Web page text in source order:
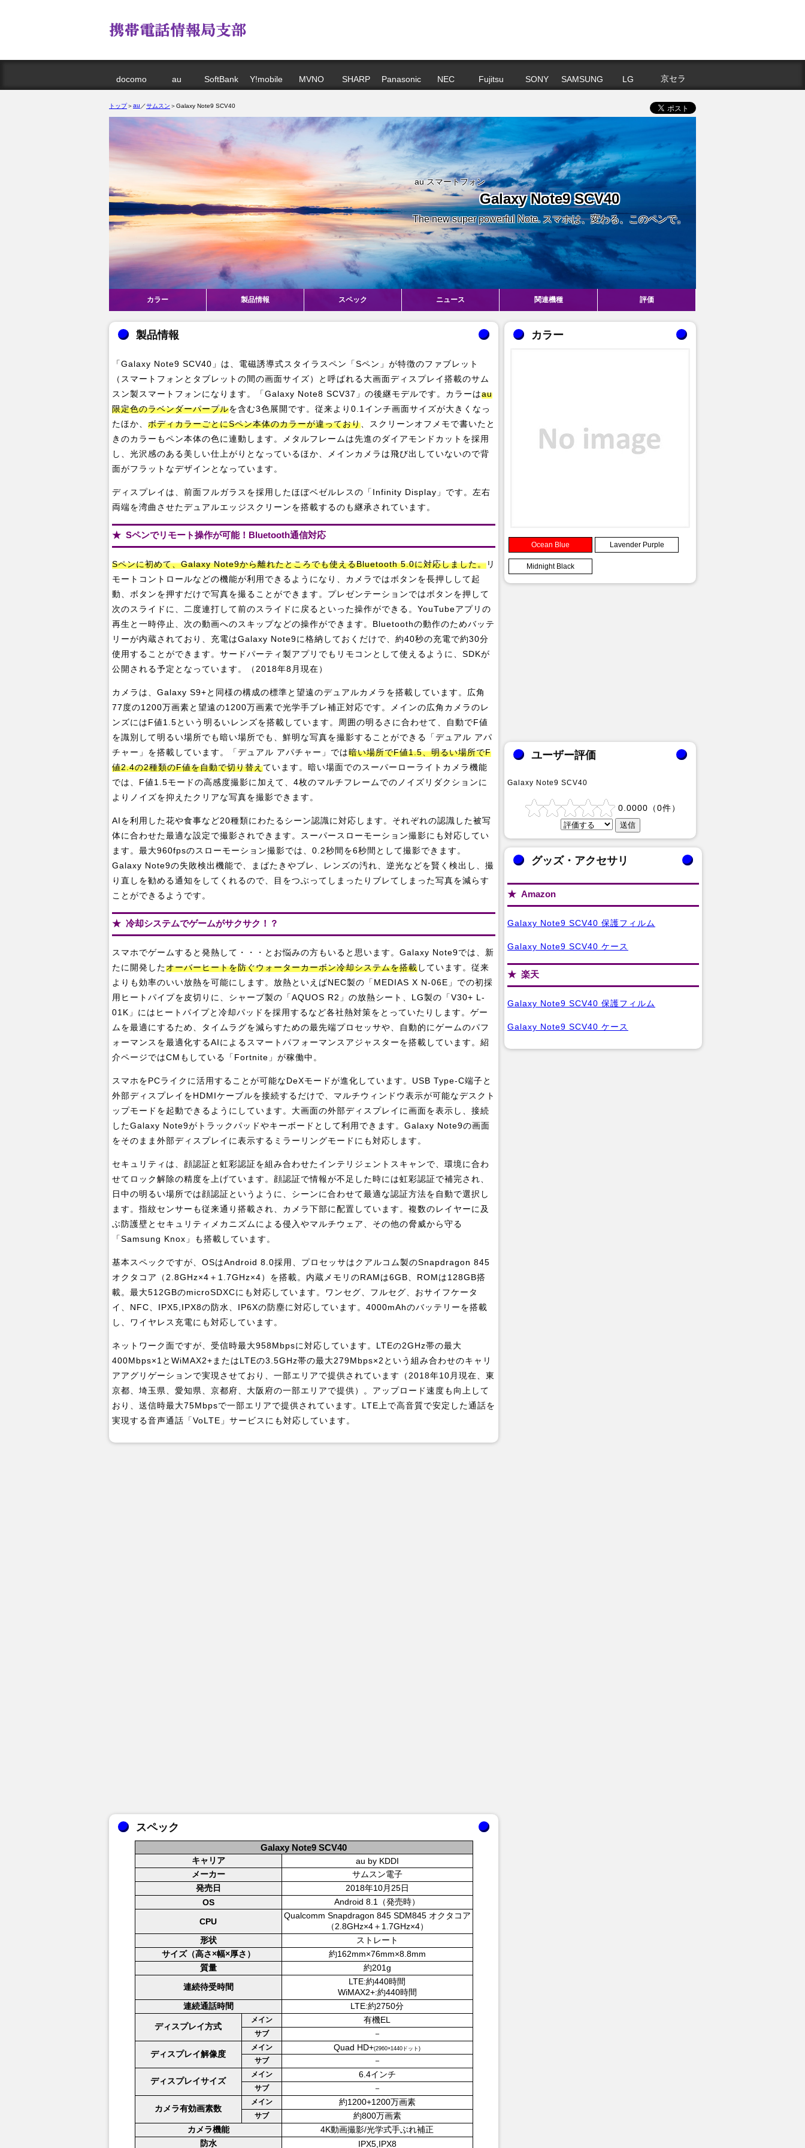
docomo au SoftBank Y!mobile MVNO SHARP Panasonic NEC Fujitsu SONY SAMSUNG LG 京セラ
トップ＞au ／サムスン ＞Galaxy Note9 SCV40
au スマートフォン
Galaxy Note9 SCV40
The new super powerful Note. スマホは、変わる、このペンで。
カラー 製品情報 スペック ニュース 関連機種 評価
カラー
Ocean Blue Lavender Purple
Midnight Black
製品情報
「Galaxy Note9 SCV40」は、電磁誘導式スタイラスペン「Sペン」が特徴のファブレット
（スマートフォンとタブレットの間の画面サイズ）と呼ばれる大画面ディスプレイ搭載のサム
スン製スマートフォンになります。「Galaxy Note8 SCV37」の後継モデルです。カラーはau
限定色のラベンダーパープルを含む3色展開です。従来より0.1インチ画面サイズが大きくなっ
たほか、 ボディカラーごとにSペン本体のカラーが違っており 、スクリーンオフメモで書いたと
きのカラーもペン本体の色に連動します。メタルフレームは先進のダイアモンドカットを採用
し、光沢感のある美しい仕上がりとなっているほか、メインカメラは飛び出していないので背
面がフラットなデザインとなっています。
ディスプレイは、前面フルガラスを採用したほぼベゼルレスの「Infinity Display」です。左右
両端を湾曲させたデュアルエッジスクリーンを搭載するのも継承されています。
Sペンでリモート操作が可能！Bluetooth通信対応
Sペンに初めて、Galaxy Note9から離れたところでも使えるBluetooth 5.0に対応しました。リ
モートコントロールなどの機能が利用できるようになり、カメラではボタンを長押しして起
動、ボタンを押すだけで写真を撮ることができます。プレゼンテーションではボタンを押して
次のスライドに、二度連打して前のスライドに戻るといった操作ができる。YouTubeアプリの
再生と一時停止、次の動画へのスキップなどの操作ができます。Bluetoothの動作のためバッテ
リーが内蔵されており、充電はGalaxy Note9に格納しておくだけで、約40秒の充電で約30分
使用することができます。サードパーティ製アプリでもリモコンとして使えるように、SDKが
公開される予定となっています。（2018年8月現在）
カメラは、Galaxy S9+と同様の構成の標準と望遠のデュアルカメラを搭載しています。広角
77度の1200万画素と望遠の1200万画素で光学手ブレ補正対応です。メインの広角カメラのレ
ンズにはF値1.5という明るいレンズを搭載しています。周囲の明るさに合わせて、自動でF値
を識別して明るい場所でも暗い場所でも、鮮明な写真を撮影することができる「デュアル アパ
チャー」を搭載しています。「デュアル アパチャー」では暗い場所でF値1.5、明るい場所でF
値2.4の2種類のF値を自動で切り替えています。暗い場面でのスーパーローライトカメラ機能
では、F値1.5モードの高感度撮影に加えて、4枚のマルチフレームでのノイズリダクションに
よりノイズを抑えたクリアな写真を撮影できます。
AIを利用した花や食事など20種類にわたるシーン認識に対応します。それぞれの認識した被写
体に合わせた最適な設定で撮影されできます。スーパースローモーション撮影にも対応してい
ます。最大960fpsのスローモーション撮影では、0.2秒間を6秒間として撮影できます。
Galaxy Note9の失敗検出機能で、まばたきやブレ、レンズの汚れ、逆光などを賢く検出し、撮
り直しを勧める通知をしてくれるので、目をつぶってしまったりブレてしまった写真を減らす
ことができるようです。
冷却システムでゲームがサクサク！？
スマホでゲームすると発熱して・・・とお悩みの方もいると思います。Galaxy Note9では、新
たに開発したオーバーヒートを防ぐウォーターカーボン冷却システムを搭載しています。従来
よりも効率のいい放熱を可能にします。放熱といえばNEC製の「MEDIAS X N-06E」での初採
用ヒートパイプを皮切りに、シャープ製の「AQUOS R2」の放熱シート、LG製の「V30+ L-
01K」にはヒートパイプと冷却パッドを採用するなど各社熱対策をとっていたりします。ゲー
ムを最適にするため、タイムラグを減らすための最先端プロセッサや、自動的にゲームのパフ
ォーマンスを最適化するAIによるスマートパフォーマンスアジャスターを搭載しています。紹
介ページではCMもしている「Fortnite」が稼働中。
スマホをPCライクに活用することが可能なDeXモードが進化しています。USB Type-C端子と
外部ディスプレイをHDMIケーブルを接続するだけで、マルチウィンドウ表示が可能なデスクト
ップモードを起動できるようにしています。大画面の外部ディスプレイに画面を表示し、接続
したGalaxy Note9がトラックパッドやキーボードとして利用できます。Galaxy Note9の画面
をそのまま外部ディスプレイに表示するミラーリングモードにも対応します。
セキュリティは、顔認証と虹彩認証を組み合わせたインテリジェントスキャンで、環境に合わ
せてロック解除の精度を上げています。顔認証で情報が不足した時には虹彩認証で補完され、
日中の明るい場所では顔認証というように、シーンに合わせて最適な認証方法を自動で選択し
ます。指紋センサーも従来通り搭載され、カメラ下部に配置しています。複数のレイヤーに及
ぶ防護壁とセキュリティメカニズムによる侵入やマルチウェア、その他の脅威から守る
「Samsung Knox」も搭載しています。
基本スペックですが、OSはAndroid 8.0採用、プロセッサはクアルコム製のSnapdragon 845
オクタコア（2.8GHz×4＋1.7GHz×4）を搭載。内蔵メモリのRAMは6GB、ROMは128GB搭
載。最大512GBのmicroSDXCにも対応しています。ワンセグ、フルセグ、おサイフケータ
イ、NFC、IPX5,IPX8の防水、IP6Xの防塵に対応しています。4000mAhのバッテリーを搭載
し、ワイヤレス充電にも対応しています。
ネットワーク面ですが、受信時最大958Mbpsに対応しています。LTEの2GHz帯の最大
400Mbps×1とWiMAX2+またはLTEの3.5GHz帯の最大279Mbps×2という組み合わせのキャリ
アアグリゲーションで実現させており、一部エリアで提供されています（2018年10月現在、東
京都、埼玉県、愛知県、京都府、大阪府の一部エリアで提供）。アップロード速度も向上して
おり、送信時最大75Mbpsで一部エリアで提供されています。LTE上で高音質で安定した通話を
実現する音声通話「VoLTE」サービスにも対応しています。
スペック
Galaxy Note9 SCV40
キャリア
au by KDDI
メーカー
サムスン電子
発売日
2018年10月25日
OS
Android 8.1（発売時）
CPU
Qualcomm Snapdragon 845 SDM845 オクタコア
（2.8GHz×4＋1.7GHz×4）
形状
ストレート
サイズ（高さ×幅×厚さ）
約162mm×76mm×8.8mm
質量
約201g
連続待受時間
LTE:約440時間
WiMAX2+:約440時間
連続通話時間
LTE:約2750分
ディスプレイ方式
メイン 有機EL
サブ －
ディスプレイ解像度
メイン Quad HD+(2960×1440ドット)
サブ －
ディスプレイサイズ
メイン 6.4インチ
サブ －
カメラ有効画素数
メイン 約1200+1200万画素
サブ
約800万画素
カメラ機能
4K動画撮影/光学式手ぶれ補正
防水
IPX5,IPX8
ユーザー評価
Galaxy Note9 SCV40
0.0000 （0件）
グッズ・アクセサリ
Amazon
Galaxy Note9 SCV40 保護フィルム
Galaxy Note9 SCV40 ケース
楽天
Galaxy Note9 SCV40 保護フィルム
Galaxy Note9 SCV40 ケース